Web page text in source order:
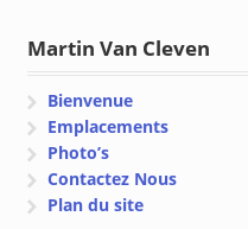
Martin Van Cleven
Bienvenue
Emplacements
Photo’s
Contactez Nous
Plan du site